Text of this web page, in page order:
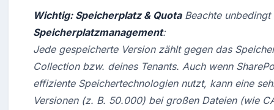
Wichtig: Speicherplatz & Quota
Speicherplatzmanagement:
Jede gespeicherte Version zählt gegen das
Collection bzw. deines Tenants. Auch wenn
effiziente Speichertechnologien nutzt, kann eine
Versionen (z. B. 50.000) bei großen Dateien (wie